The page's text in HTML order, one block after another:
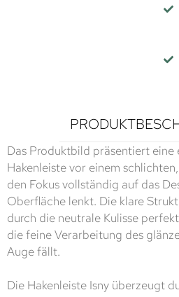
Das Produktbild präsentiert
Hakenleiste vor einem
den Fokus vollständig auf das
Oberfläche lenkt. Die klare
durch die neutrale Kulisse
die feine Verarbeitung des
Auge fällt.
Die Hakenleiste Isny überzeugt